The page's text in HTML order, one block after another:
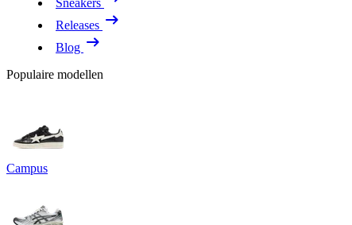
Sneakers
Releases
Blog
Populaire modellen
Campus